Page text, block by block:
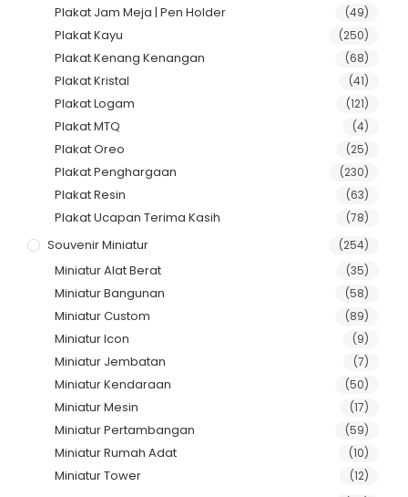
Plakat Jam Meja | Pen Holder (49)
Plakat Kayu (250)
Plakat Kenang Kenangan (68)
Plakat Kristal (41)
Plakat Logam (121)
Plakat MTQ (4)
Plakat Oreo (25)
Plakat Penghargaan (230)
Plakat Resin (63)
Plakat Ucapan Terima Kasih (78)
Souvenir Miniatur (254)
Miniatur Alat Berat (35)
Miniatur Bangunan (58)
Miniatur Custom (89)
Miniatur Icon (9)
Miniatur Jembatan (7)
Miniatur Kendaraan (50)
Miniatur Mesin (17)
Miniatur Pertambangan (59)
Miniatur Rumah Adat (10)
Miniatur Tower (12)